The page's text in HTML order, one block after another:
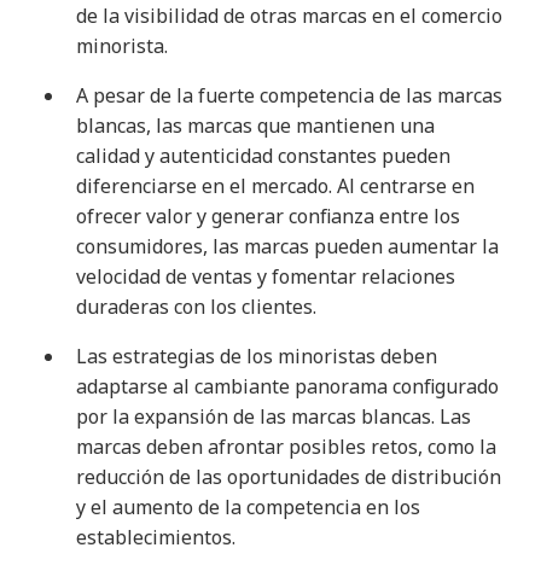
de la visibilidad de otras marcas en el comercio
minorista.
A pesar de la fuerte competencia de las marcas
blancas, las marcas que mantienen una
calidad y autenticidad constantes pueden
diferenciarse en el mercado. Al centrarse en
ofrecer valor y generar confianza entre los
consumidores, las marcas pueden aumentar la
velocidad de ventas y fomentar relaciones
duraderas con los clientes.
Las estrategias de los minoristas deben
adaptarse al cambiante panorama configurado
por la expansión de las marcas blancas. Las
marcas deben afrontar posibles retos, como la
reducción de las oportunidades de distribución
y el aumento de la competencia en los
establecimientos.